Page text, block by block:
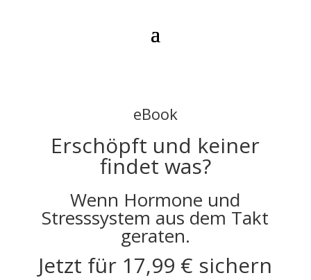
eBook
Erschöpft und keiner
findet was?
Wenn Hormone und
Stresssystem aus dem Takt
geraten.
Jetzt für 17,99 € sichern